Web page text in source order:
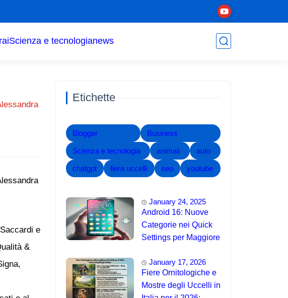
Scienza e tecnologianews
e
&
Etichette
Blogger Business
Scienza e tecnologia animali auto
chatgpt fiera uccelli seo youtube
January 24, 2025
Android 16: Nuove
Categorie nei Quick
Settings per Maggiore
January 17, 2026
Fiere Ornitologiche e
Mostre degli Uccelli in